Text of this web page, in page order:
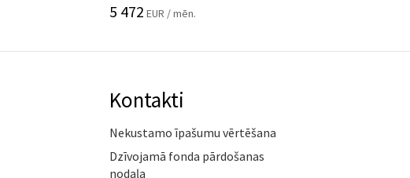
5 472 EUR / mēn.
Kontakti
Nekustamo īpašumu vērtēšana
Dzīvojamā fonda pārdošanas
nodaļa